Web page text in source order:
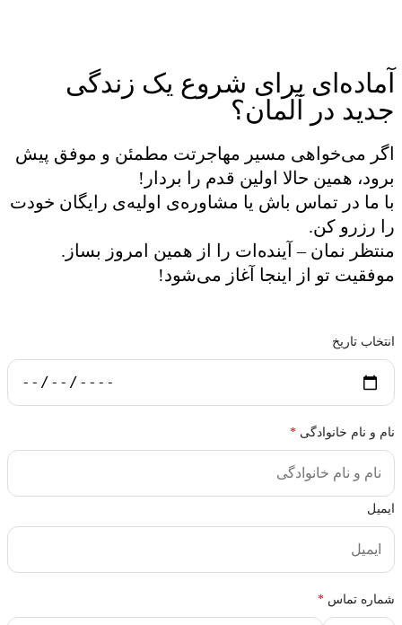
آماده‌ای برای شروع یک زندگی
جدید در آلمان؟
اگر می‌خواهی مسیر مهاجرتت مطمئن و موفق پیش
برود، همین حالا اولین قدم را بردار!
با ما در تماس باش یا مشاوره‌ی اولیه‌ی رایگان خودت
را رزرو کن.
منتظر نمان – آینده‌ات را از همین امروز بساز.
موفقیت تو از اینجا آغاز می‌شود!
انتخاب تاریخ
نام و نام خانوادگی *
ایمیل
شماره تماس *